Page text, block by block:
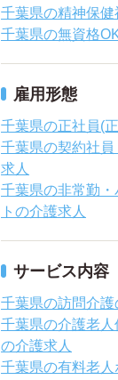
千葉県の精神保健
千葉県の無資格
雇用形態
千葉県の正社員(
千葉県の契約社
求人
千葉県の非常勤
トの介護求人
サービス内容
千葉県の訪問介護
千葉県の介護老人
の介護求人
千葉県の有料老人